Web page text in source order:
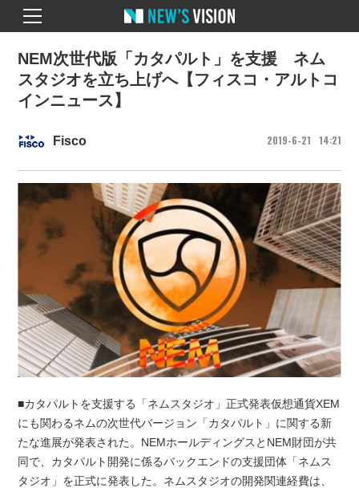
Fisco 2019 6 21 14 21
NEM次世代版「カタパルト」を支援 ネム
スタジオを立ち上げへ【フィスコ・アルトコ
インニュース】
■カタパルトを支援する「ネムスタジオ」正式発表仮想通貨XEM
にも関わるネムの次世代バージョン「カタパルト」に関する新
たな進展が発表された。NEMホールディングスとNEM財団が共
同で、カタパルト開発に係るバックエンドの支援団体「ネムス
タジオ」を正式に発表した。ネムスタジオの開発関連経費は、